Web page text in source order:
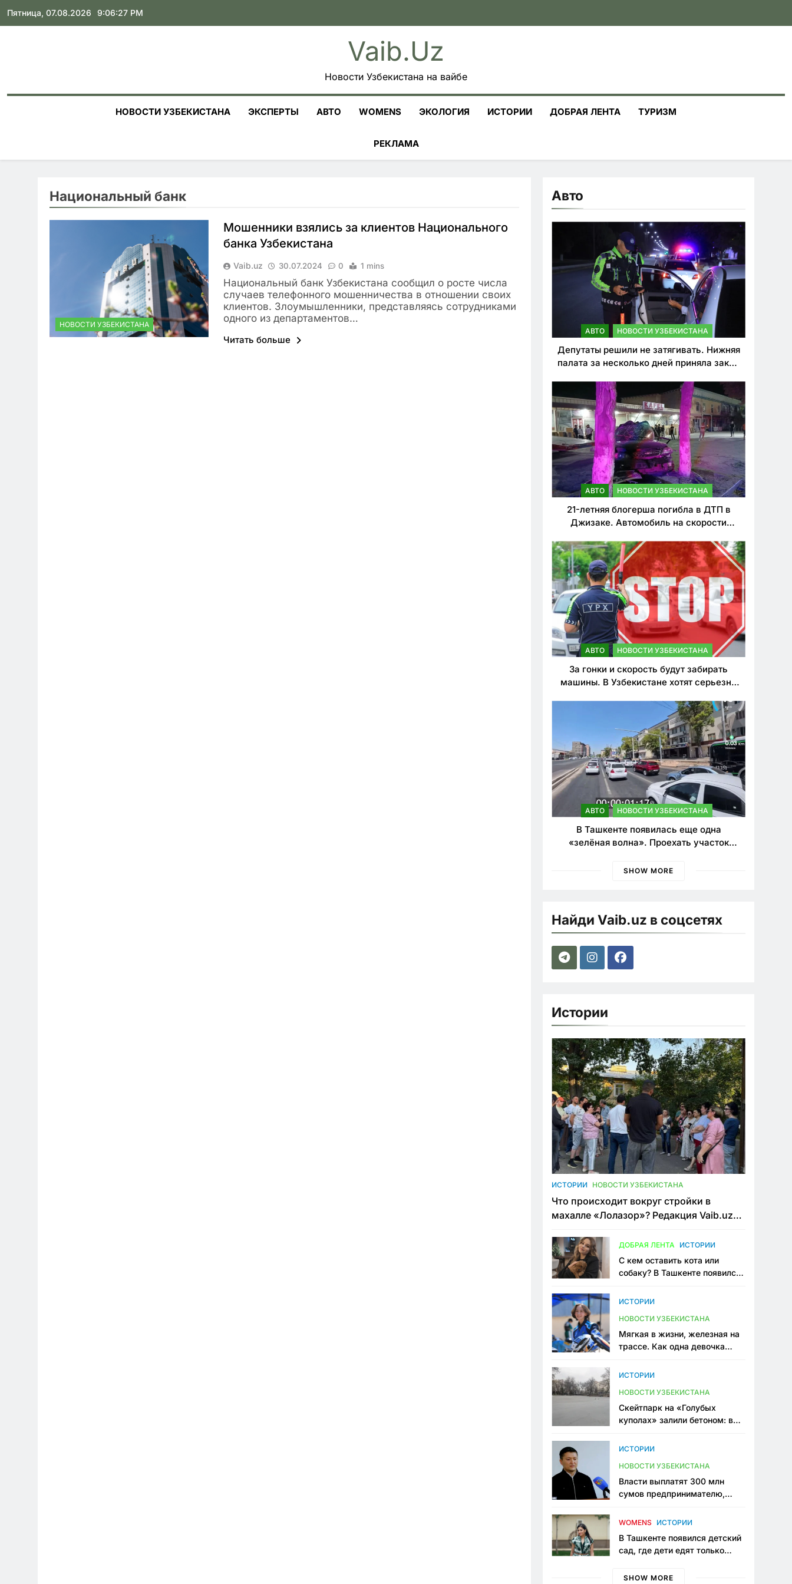
Skip
Пятница, 07.08.2026 9:06:28 PM
Vaib.uz
Новости Узбекистана на вайбе
НОВОСТИ УЗБЕКИСТАНА ЭКСПЕРТЫ АВТО WOMENS ЭКОЛОГИЯ ИСТОРИИ ДОБРАЯ ЛЕНТА ТУРИЗМ
РЕКЛАМА
Национальный банк
НОВОСТИ УЗБЕКИСТАНА
Мошенники взялись за клиентов Национального
банка Узбекистана
Vaib.uz 30.07.2024 0 1 mins
Национальный банк Узбекистана сообщил о росте числа
случаев телефонного мошенничества в отношении своих
клиентов. Злоумышленники, представляясь сотрудниками
одного из департаментов…
Читать больше
Авто
АВТО НОВОСТИ УЗБЕКИСТАНА
Депутаты решили не затягивать. Нижняя
палата за несколько дней приняла закон
нарушителей ПДД
АВТО НОВОСТИ УЗБЕКИСТАНА
21-летняя блогерша погибла в ДТП в
Джизаке. Автомобиль на скорости
АВТО НОВОСТИ УЗБЕКИСТАНА
За гонки и скорость будут забирать
машины. В Узбекистане хотят серьезно
АВТО НОВОСТИ УЗБЕКИСТАНА
В Ташкенте появилась еще одна
«зелёная волна». Проехать участок
SHOW MORE
Найди Vaib.uz в соцсетях
Истории
ИСТОРИИ НОВОСТИ УЗБЕКИСТАНА
Что происходит вокруг стройки в
махалле «Лолазор»? Редакция Vaib.uz
конфликта
ДОБРАЯ ЛЕНТА ИСТОРИИ
С кем оставить кота или
собаку? В Ташкенте появился
ИСТОРИИ
НОВОСТИ УЗБЕКИСТАНА
Мягкая в жизни, железная на
трассе. Как одна девочка
Узбекистане
ИСТОРИИ
НОВОСТИ УЗБЕКИСТАНА
Скейтпарк на «Голубых
куполах» залили бетоном: в
одно общественное
ИСТОРИИ
НОВОСТИ УЗБЕКИСТАНА
Власти выплатят 300 млн
сумов предпринимателю,
тюрьме по незаконному
WOMENS ИСТОРИИ
В Ташкенте появился детский
сад, где дети едят только
мама, которая устала просить
SHOW MORE